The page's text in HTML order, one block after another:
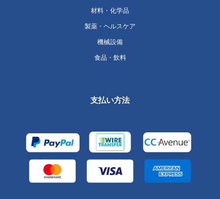
材料・化学品
製薬・ヘルスケア
機械設備
食品・飲料
支払い方法